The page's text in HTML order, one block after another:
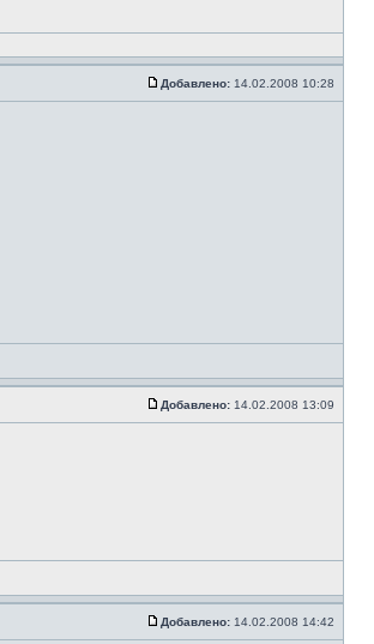
Добавлено: 14.02.2008 10:28
Добавлено: 14.02.2008 13:09
Добавлено: 14.02.2008 14:42